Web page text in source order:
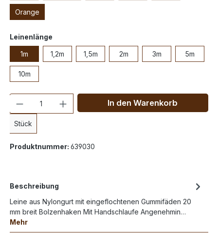
Orange
Leinenlänge
1m 1,2m 1,5m 2m 3m 5m
10m
Anzahl
Stück
In den Warenkorb
Produktnummer: 639030
Beschreibung
Leine aus Nylongurt mit eingeflochtenen Gummifäden 20
mm breit Bolzenhaken Mit Handschlaufe Angenehmin…
Mehr